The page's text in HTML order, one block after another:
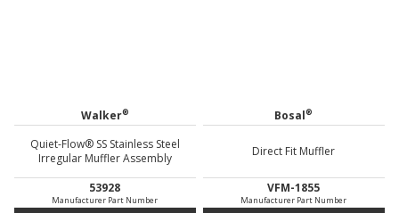
Walker®
Quiet-Flow® SS Stainless Steel
Irregular Muffler Assembly
53928
Manufacturer Part Number
Bosal®
Direct Fit Muffler
VFM-1855
Manufacturer Part Number